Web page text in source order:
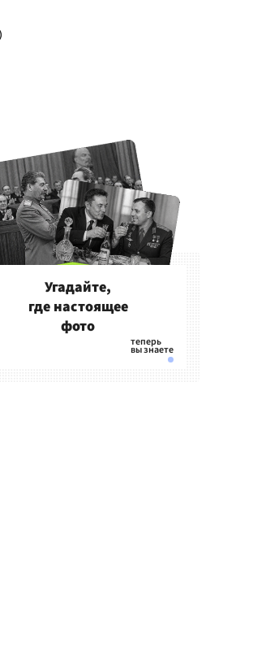
Угадайте,
где настоящее
фото